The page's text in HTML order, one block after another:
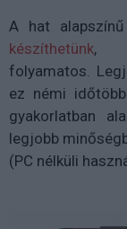
A hat
készíthetünk,
folyamatos.
ez némi
gyakorlatban
legjobb
(PC nélküli